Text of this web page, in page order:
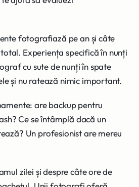
fotografiază pe an și câte
Experiența specifică în nunți
cu sute de nunți în spate
și nu ratează nimic important.
are backup pentru
Ce se întâmplă dacă un
Un profesionist are mereu
zilei și despre câte ore de